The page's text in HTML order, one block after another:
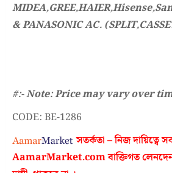
& PANASONIC AC.
#:- Note: Price may vary over
CODE: BE-1286
সতর্কতা – নিজ
AamarMarket.comবাক্তিগত